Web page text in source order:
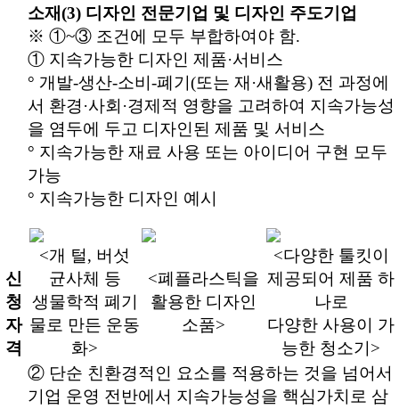
신
청
자
격
소재(3) 디자인 전문기업 및 디자인 주도기업
※ ①~③ 조건에 모두 부합하여야 함.
① 지속가능한 디자인 제품·서비스
° 개발-생산-소비-폐기(또는 재·새활용) 전 과정에
서 환경·사회·경제적 영향을 고려하여 지속가능성
을 염두에 두고 디자인된 제품 및 서비스
° 지속가능한 재료 사용 또는 아이디어 구현 모두
가능
° 지속가능한 디자인 예시
<개 털, 버섯
균사체 등
생물학적 폐기
물로 만든 운동
화>
<폐플라스틱을
활용한 디자인
소품>
<다양한 툴킷이
제공되어 제품 하
나로
다양한 사용이 가
능한 청소기>
② 단순 친환경적인 요소를 적용하는 것을 넘어서
기업 운영 전반에서 지속가능성을 핵심가치로 삼